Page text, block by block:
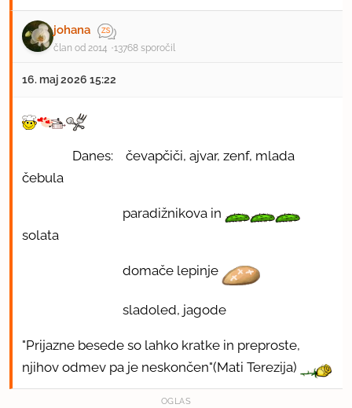
johana
član od 2014 13768 sporočil
16. maj 2026 15:22
Danes: čevapčiči, ajvar, zenf, mlada
čebula
paradižnikova in
solata
domače lepinje
sladoled, jagode
"Prijazne besede so lahko kratke in preproste,
njihov odmev pa je neskončen"(Mati Terezija)
OGLAS